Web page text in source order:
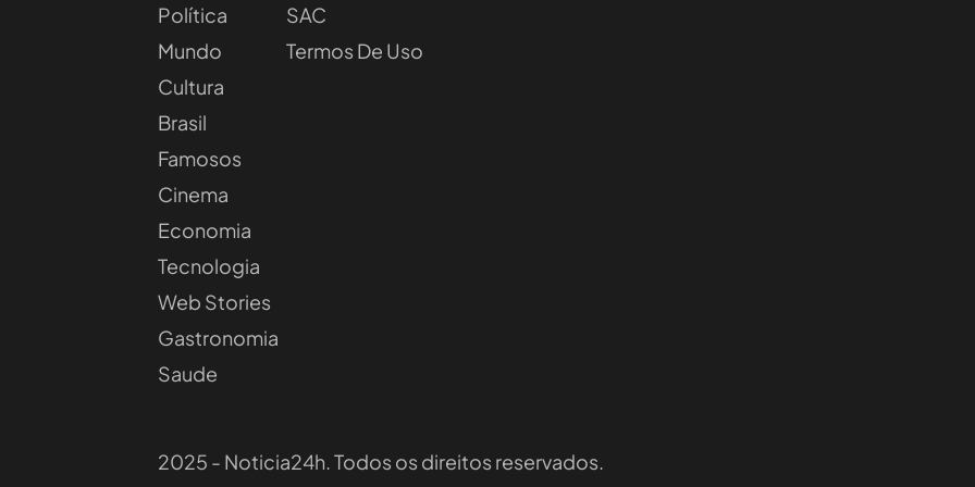
Política
Mundo
Cultura
Brasil
Famosos
Cinema
Economia
Tecnologia
Web Stories
Gastronomia
Saude
SAC
Termos De Uso
2025 - Noticia24h. Todos os direitos reservados.